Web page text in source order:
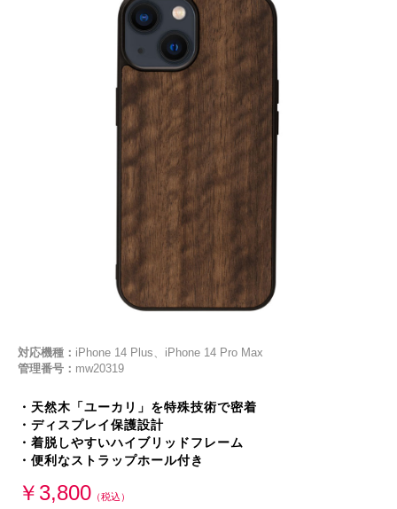
対応機種： iPhone 14 Plus、iPhone 14 Pro Max
管理番号： mw20319
・天然木「ユーカリ」を特殊技術で密着
・ディスプレイ保護設計
・着脱しやすいハイブリッドフレーム
・便利なストラップホール付き
￥3,800 （税込）